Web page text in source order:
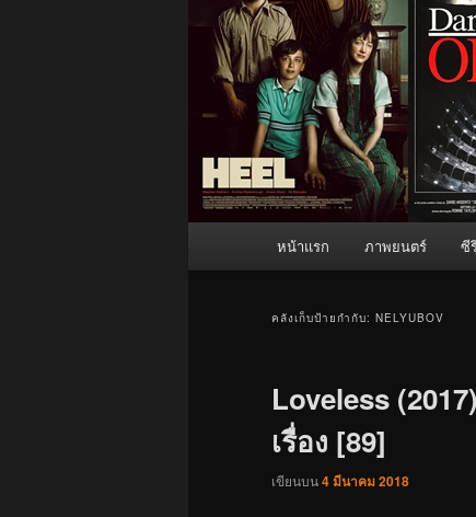
หน้าแรก ภาพยนตร์ ซี
คลังเก็บป้ายกำกับ: NELYUBOV
Loveless
เรื่อง [89]
เขียนบน4 มีนาคม 2018